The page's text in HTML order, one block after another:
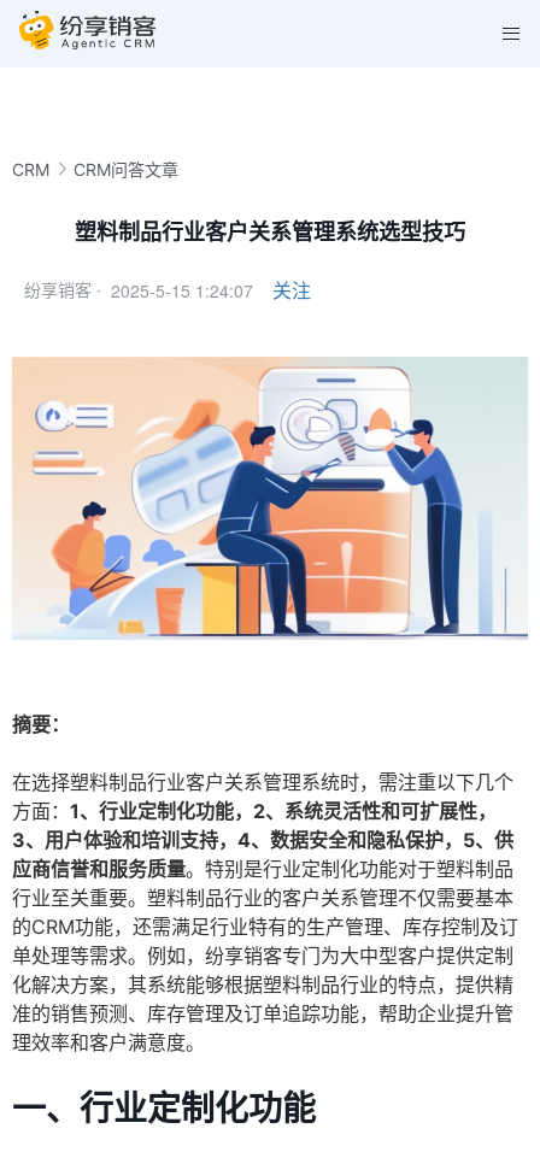
CRM CRM问答文章
塑料制品行业客户关系管理系统选型技巧
纷享销客 · 2025-5-15 1:24:07 关注
摘要：
在选择塑料制品行业客户关系管理系统时，需注重以下几个
方面： 1、行业定制化功能，2、系统灵活性和可扩展性，
3、用户体验和培训支持，4、数据安全和隐私保护，5、供
应商信誉和服务质量。特别是行业定制化功能对于塑料制品
行业至关重要。塑料制品行业的客户关系管理不仅需要基本
的CRM功能，还需满足行业特有的生产管理、库存控制及订
单处理等需求。例如，纷享销客专门为大中型客户提供定制
化解决方案，其系统能够根据塑料制品行业的特点，提供精
准的销售预测、库存管理及订单追踪功能，帮助企业提升管
理效率和客户满意度。
一、行业定制化功能